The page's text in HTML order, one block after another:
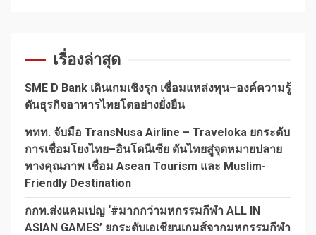
เรื่องล่าสุด
SME D Bank เดินเกมเชิงรุก เชื่อมแหล่งทุน–องค์ความรู้
ดันธุรกิจอาหารไทยโตอย่างยั่งยืน
ททท. จับมือ TransNusa Airline – Traveloka ยกระดับ
การเชื่อมโยงไทย–อินโดนีเซีย ดันไทยสู่จุดหมายปลาย
ทางคุณภาพ เชื่อม Asean Tourism และ Muslim-
Friendly Destination
กกท.ส่งแคมเปญ ‘#มากกว่ามหกรรมกีฬา ALL IN
ASIAN GAMES’ ยกระดับเอเชียนเกมส์จากมหกรรมกีฬา